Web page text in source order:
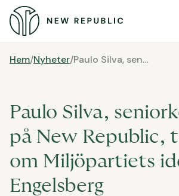
Hem/Nyheter/ Paulo Silva, seniorkonsult på New Republic, talade om Miljöpartiets ideér vid Engelsberg
Paulo Silva,
på New Republic,
om Miljöpartiets
Engelsberg